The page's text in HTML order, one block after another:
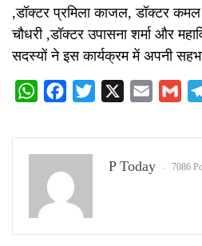
,डॉक्टर प्रमिला काजल, डॉक्टर कमल
चौधरी ,डॉक्टर उपासना शर्मा और
सदस्यों ने इस कार्यक्रम में अपनी
WhatsAppFacebook
Twitter Email
P Today 7086